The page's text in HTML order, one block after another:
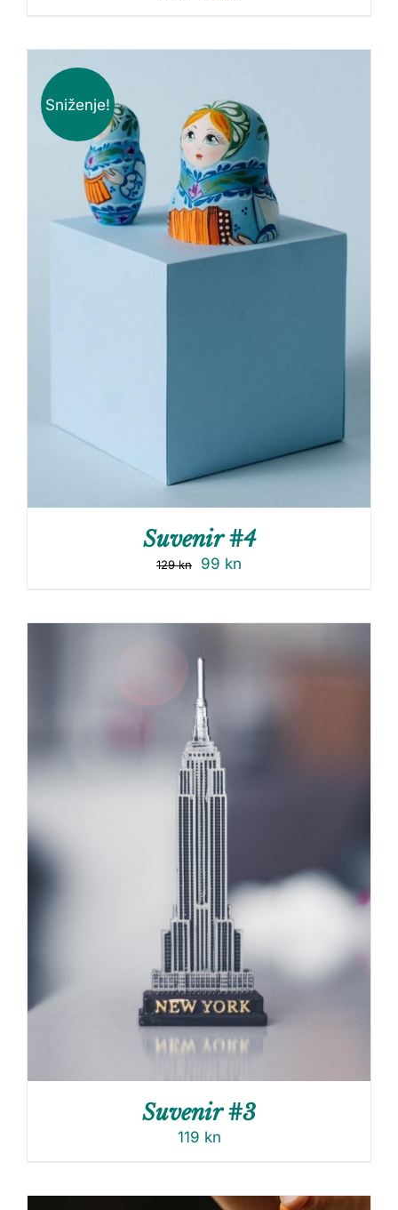
Sniženje!
Suvenir #4
129kn 99 kn
Suvenir #3
119 kn